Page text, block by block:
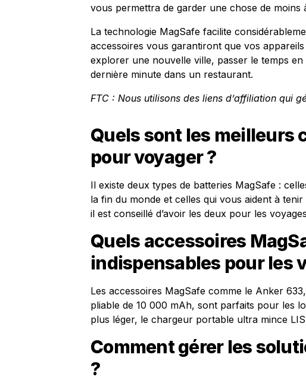
vous permettra de garder une chose de moins
La technologie MagSafe facilite
accessoires vous garantiront que vos
explorer une nouvelle ville, passer le temps
dernière minute dans un restaurant.
FTC : Nous utilisons des liens d’affiliation qui
Quels sont les meilleurs
pour voyager ?
Il existe deux types de batteries MagSafe :
la fin du monde et celles qui vous aident à
il est conseillé d’avoir les deux pour les
Quels accessoires
indispensables pour les
Les accessoires MagSafe comme le Anker
pliable de 10 000 mAh, sont parfaits pour les
plus léger, le chargeur portable ultra mince
Comment gérer les
?